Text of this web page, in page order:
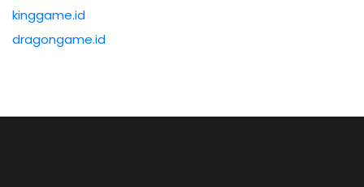
kinggame.id
dragongame.id